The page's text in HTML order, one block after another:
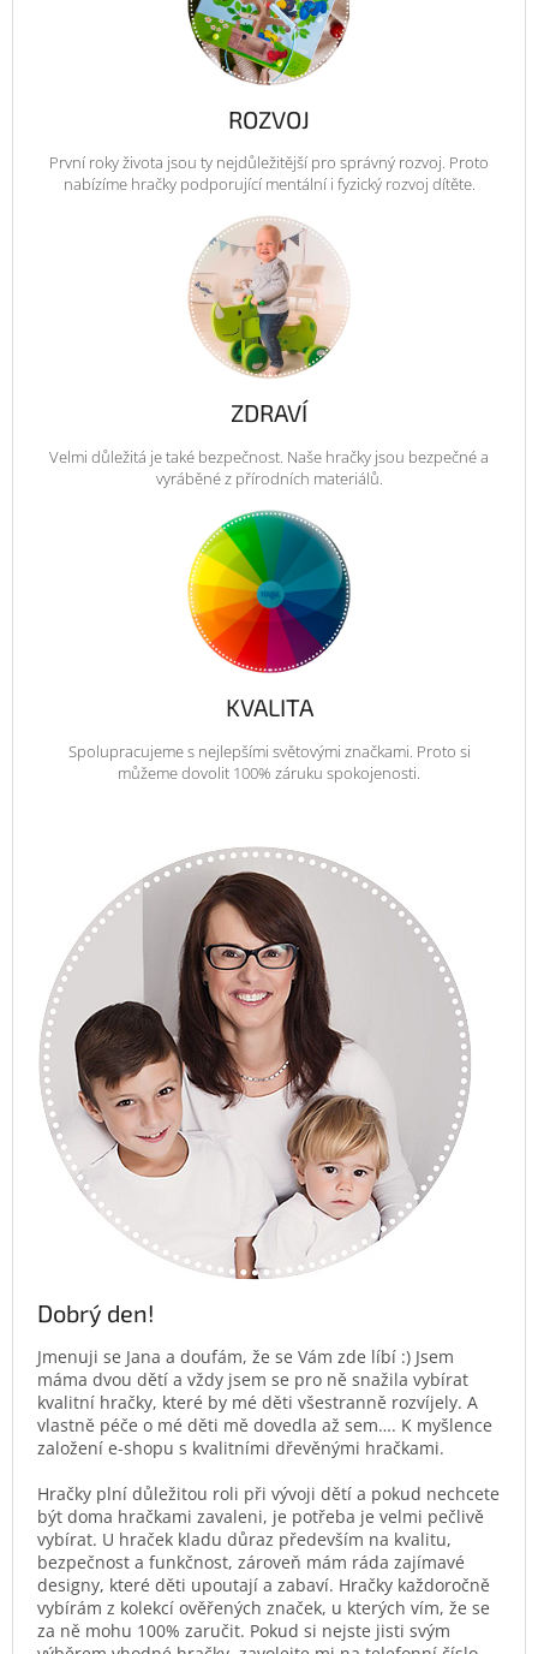
ROZVOJ
První roky života jsou ty nejdůležitější pro správný rozvoj. Proto
nabízíme hračky podporující mentální i fyzický rozvoj dítěte.
ZDRAVÍ
Velmi důležitá je také bezpečnost. Naše hračky jsou bezpečné a
vyráběné z přírodních materiálů.
KVALITA
Spolupracujeme s nejlepšími světovými značkami. Proto si
můžeme dovolit 100% záruku spokojenosti.
Dobrý den!
Jmenuji se Jana a doufám, že se Vám zde líbí :) Jsem
máma dvou dětí a vždy jsem se pro ně snažila vybírat
kvalitní hračky, které by mé děti všestranně rozvíjely. A
vlastně péče o mé děti mě dovedla až sem…. K myšlence
založení e-shopu s kvalitními dřevěnými hračkami.
Hračky plní důležitou roli při vývoji dětí a pokud nechcete
být doma hračkami zavaleni, je potřeba je velmi pečlivě
vybírat. U hraček kladu důraz především na kvalitu,
bezpečnost a funkčnost, zároveň mám ráda zajímavé
designy, které děti upoutají a zabaví. Hračky každoročně
vybírám z kolekcí ověřených značek, u kterých vím, že se
za ně mohu 100% zaručit. Pokud si nejste jisti svým